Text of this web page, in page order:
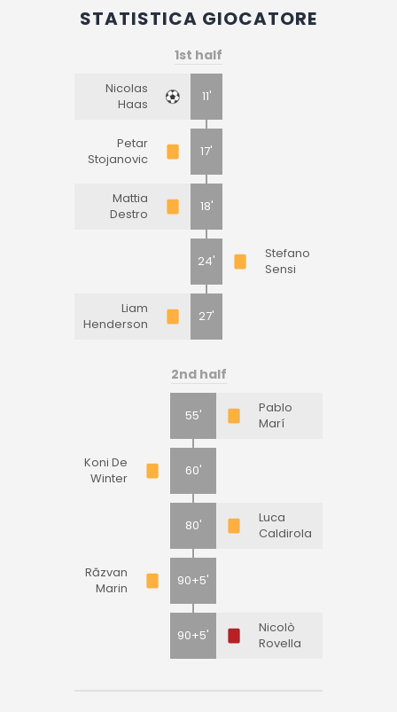
STATISTICA GIOCATORE
1st half
Nicolas
Haas
11'
Petar
Stojanovic
17'
Mattia
Destro
18'
24'
Stefano
Sensi
Liam
Henderson
27'
2nd half
55'
Pablo
Marí
Koni De
Winter
60'
80'
Luca
Caldirola
Răzvan
Marin
90+5'
90+5'
Nicolò
Rovella